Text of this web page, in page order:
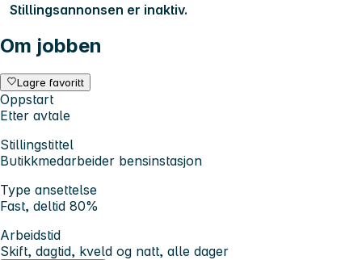
Stillingsannonsen er inaktiv.
Om jobben
Lagre favoritt
Oppstart
Etter avtale
Stillingstittel
Butikkmedarbeider bensinstasjon
Type ansettelse
Fast, deltid 80%
Arbeidstid
Skift, dagtid, kveld og natt, alle dager